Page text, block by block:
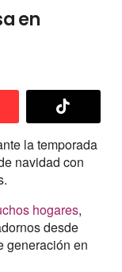
en
la temporada
navidad con
hogares,
desde
generación en